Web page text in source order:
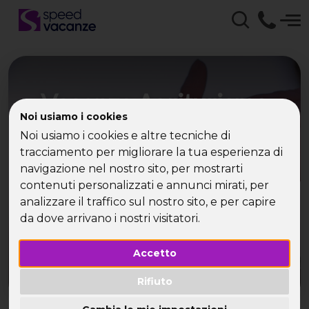
Noi usiamo i cookies
Noi usiamo i cookies e altre tecniche di
tracciamento per migliorare la tua esperienza di
navigazione nel nostro sito, per mostrarti
contenuti personalizzati e annunci mirati, per
analizzare il traffico sul nostro sito, e per capire
da dove arrivano i nostri visitatori.
Accetto
Rifiuto
Vacanza Agriturismo
Piscina Toscana con
Speed Vacanze: una
vacanza di relax
Speed Vacanze: Vacanze per Single con Nuovi